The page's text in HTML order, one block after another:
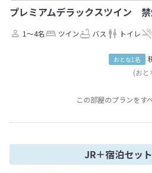
プレミアムデラックスツイン
1～4名 ツイン バス トイレ
おとな1名
(お
この部屋のプランをす
JR＋宿泊セッ